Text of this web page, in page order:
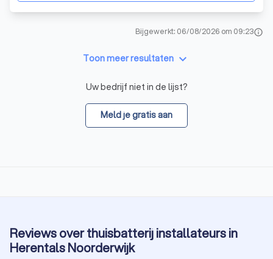
Bijgewerkt: 06/08/2026 om 09:23info
Toon meer resultaten keyboard_arrow_down
Uw bedrijf niet in de lijst?
Meld je gratis aan
Reviews over thuisbatterij installateurs in
Herentals Noorderwijk